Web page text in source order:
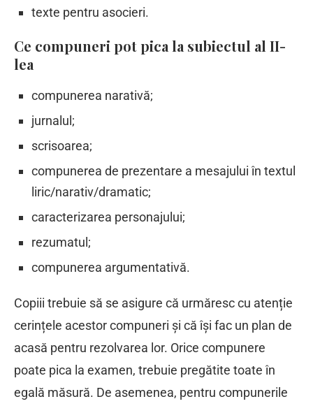
texte pentru asocieri.
Ce compuneri pot pica la subiectul al II-
lea
compunerea narativă;
jurnalul;
scrisoarea;
compunerea de prezentare a mesajului în textul
liric/narativ/dramatic;
caracterizarea personajului;
rezumatul;
compunerea argumentativă.
Copiii trebuie să se asigure că urmăresc cu atenție
cerințele acestor compuneri și că își fac un plan de
acasă pentru rezolvarea lor. Orice compunere
poate pica la examen, trebuie pregătite toate în
egală măsură. De asemenea, pentru compunerile